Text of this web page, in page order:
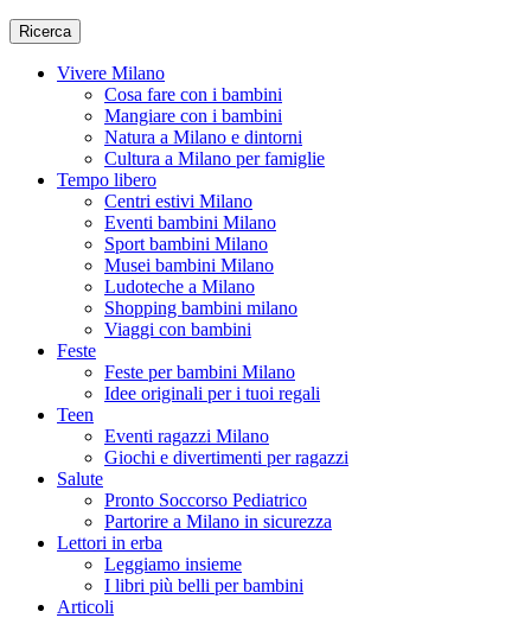
Ricerca
Vivere Milano
Cosa fare con i bambini
Mangiare con i bambini
Natura a Milano e dintorni
Cultura a Milano per famiglie
Tempo libero
Centri estivi Milano
Eventi bambini Milano
Sport bambini Milano
Musei bambini Milano
Ludoteche a Milano
Shopping bambini milano
Viaggi con bambini
Feste
Feste per bambini Milano
Idee originali per i tuoi regali
Teen
Eventi ragazzi Milano
Giochi e divertimenti per ragazzi
Salute
Pronto Soccorso Pediatrico
Partorire a Milano in sicurezza
Lettori in erba
Leggiamo insieme
I libri più belli per bambini
Articoli